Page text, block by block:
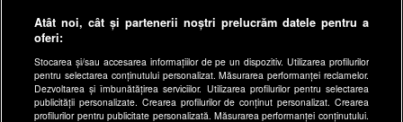
spynews.ro
useit.ro
retetefeldefel.ro
zutv.ro
Atât noi, cât și partenerii noștri prelucrăm datele pentru a
oferi:
Stocarea și/sau accesarea informațiilor de pe un dispozitiv. Utilizarea profilurilor
pentru selectarea conținutului personalizat. Măsurarea performanței reclamelor.
Dezvoltarea și îmbunătățirea serviciilor. Utilizarea profilurilor pentru selectarea
publicității personalizate. Crearea profilurilor de conținut personalizat. Crearea
profilurilor pentru publicitate personalizată. Măsurarea performanței conținutului.